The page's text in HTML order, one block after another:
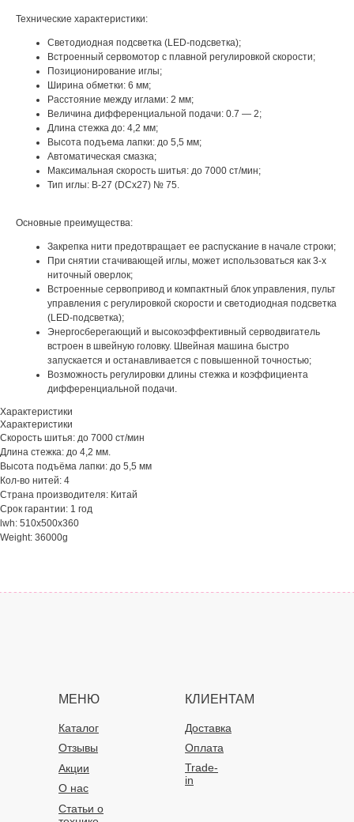
Технические характеристики:
Светодиодная подсветка (LED-подсветка);
Встроенный сервомотор с плавной регулировкой скорости;
Позиционирование иглы;
Ширина обметки: 6 мм;
Расстояние между иглами: 2 мм;
Величина дифференциальной подачи: 0.7 — 2;
Длина стежка до: 4,2 мм;
Высота подъема лапки: до 5,5 мм;
Автоматическая смазка;
Максимальная скорость шитья: до 7000 ст/мин;
Тип иглы: B-27 (DCx27) № 75.
Основные преимущества:
Закрепка нити предотвращает ее распускание в начале строки;
При снятии стачивающей иглы, может использоваться как 3-х
ниточный оверлок;
Встроенные сервопривод и компактный блок управления, пульт
управления с регулировкой скорости и светодиодная подсветка
(LED-подсветка);
Энергосберегающий и высокоэффективный серводвигатель
встроен в швейную головку. Швейная машина быстро
запускается и останавливается с повышенной точностью;
Возможность регулировки длины стежка и коэффициента
дифференциальной подачи.
Характеристики
Характеристики
Скорость шитья: до 7000 ст/мин
Длина стежка: до 4,2 мм.
Высота подъёма лапки: до 5,5 мм
Кол-во нитей: 4
Страна производителя: Китай
Срок гарантии: 1 год
lwh: 510x500x360
Weight: 36000g
МЕНЮ КЛИЕНТАМ
Каталог
О нас
Доставка
Статьи о
Оплата
Отзывы
Акции
Trade-
in